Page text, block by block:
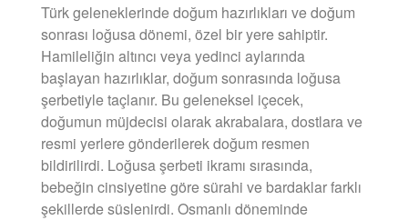
Türk geleneklerinde doğum hazırlıkları ve doğum
sonrası loğusa dönemi, özel bir yere sahiptir.
Hamileliğin altıncı veya yedinci aylarında
başlayan hazırlıklar, doğum sonrasında loğusa
şerbetiyle taçlanır. Bu geleneksel içecek,
doğumun müjdecisi olarak akrabalara, dostlara ve
resmi yerlere gönderilerek doğum resmen
bildirilirdi. Loğusa şerbeti ikramı sırasında,
bebeğin cinsiyetine göre sürahi ve bardaklar farklı
şekillerde süslenirdi. Osmanlı döneminde